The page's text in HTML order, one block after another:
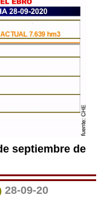
septiembre de
28-09-20